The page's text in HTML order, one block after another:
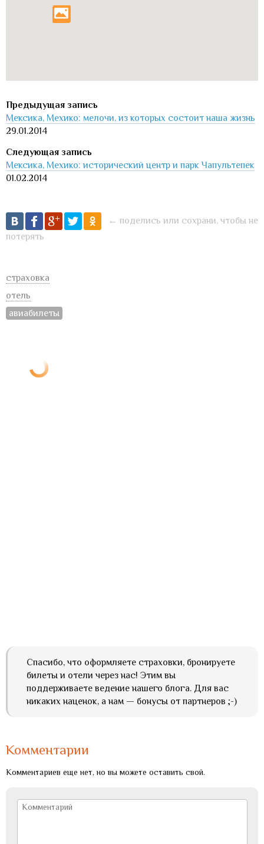
Мексика, Мехико: мелочи, из которых состоит наша жизнь
29.01.2014
Мексика, Мехико: исторический центр и парк Чапультепек
01.02.2014
← поделись или сохрани, чтобы не
потерять
страховка
отель
авиабилеты
Спасибо, что оформляете страховки, бронируете
билеты и отели через нас! Этим вы
поддерживаете ведение нашего блога. Для вас
никаких наценок, а нам — бонусы от партнеров ;-)
Комментарии
Комментариев еще нет, но вы можете оставить свой.